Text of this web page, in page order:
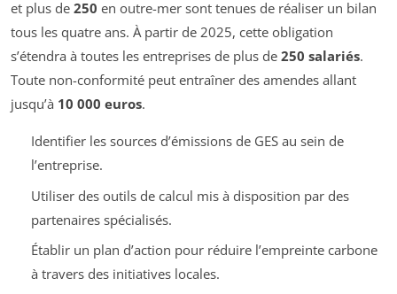
et plus de 250 en outre-mer sont tenues de réaliser un bilan
tous les quatre ans. À partir de 2025, cette obligation
s’étendra à toutes les entreprises de plus de 250 salariés.
Toute non-conformité peut entraîner des amendes allant
jusqu’à 10 000 euros.
Identifier les sources d’émissions de GES au sein de
l’entreprise.
Utiliser des outils de calcul mis à disposition par des
partenaires spécialisés.
Établir un plan d’action pour réduire l’empreinte carbone
à travers des initiatives locales.